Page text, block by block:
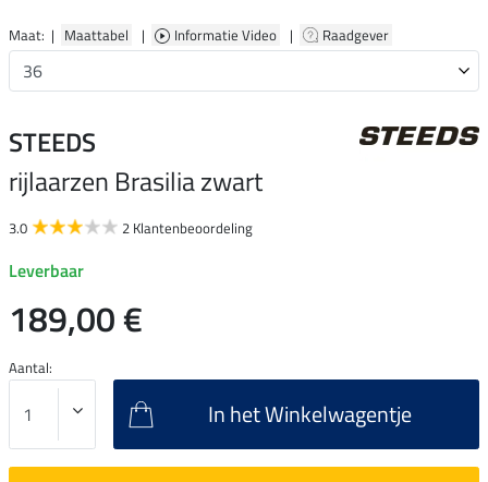
Maat: | Maattabel | Informatie Video | Raadgever
STEEDS
rijlaarzen Brasilia zwart
3.0 2 Klantenbeoordeling
Leverbaar
189,00 €
Aantal:
In het Winkelwagentje